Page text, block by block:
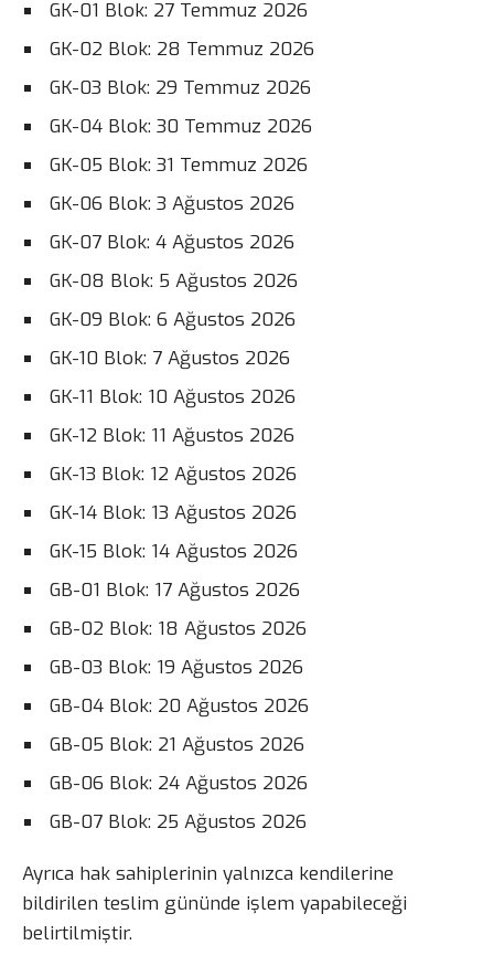
GK-01 Blok: 27 Temmuz 2026
GK-02 Blok: 28 Temmuz 2026
GK-03 Blok: 29 Temmuz 2026
GK-04 Blok: 30 Temmuz 2026
GK-05 Blok: 31 Temmuz 2026
GK-06 Blok: 3 Ağustos 2026
GK-07 Blok: 4 Ağustos 2026
GK-08 Blok: 5 Ağustos 2026
GK-09 Blok: 6 Ağustos 2026
GK-10 Blok: 7 Ağustos 2026
GK-11 Blok: 10 Ağustos 2026
GK-12 Blok: 11 Ağustos 2026
GK-13 Blok: 12 Ağustos 2026
GK-14 Blok: 13 Ağustos 2026
GK-15 Blok: 14 Ağustos 2026
GB-01 Blok: 17 Ağustos 2026
GB-02 Blok: 18 Ağustos 2026
GB-03 Blok: 19 Ağustos 2026
GB-04 Blok: 20 Ağustos 2026
GB-05 Blok: 21 Ağustos 2026
GB-06 Blok: 24 Ağustos 2026
GB-07 Blok: 25 Ağustos 2026
Ayrıca hak sahiplerinin yalnızca kendilerine
bildirilen teslim gününde işlem yapabileceği
belirtilmiştir.